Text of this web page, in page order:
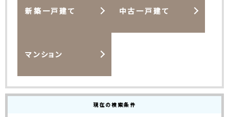
新築一戸建て 中古一戸建て
マンション
現在の検索条件